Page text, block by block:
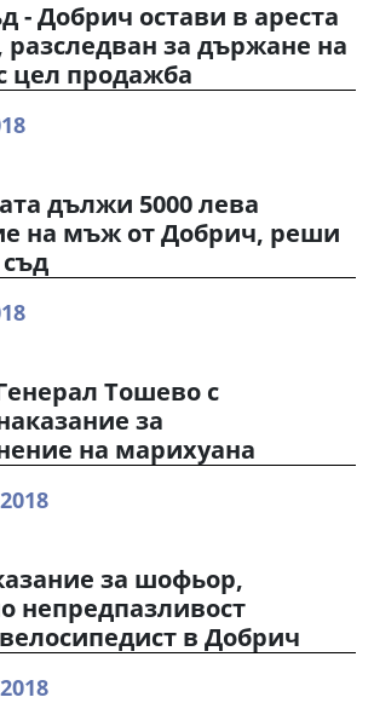
- Добрич остави в ареста
разследван за държане на
цел продажба
дължи 5000 лева
на мъж от Добрич, реши
Тошево с
за
на марихуана
за шофьор,
непредпазливост
в Добрич